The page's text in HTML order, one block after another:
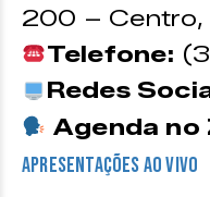
200 – Centro,
Telefone:
Redes
Agenda no
apresentações ao vivo